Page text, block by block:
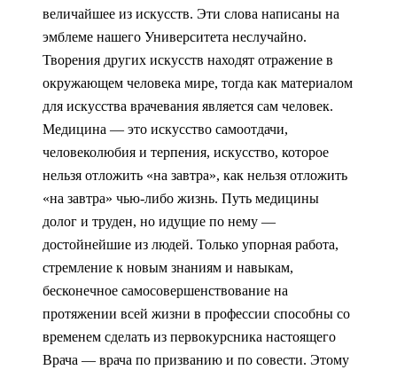
величайшее из искусств. Эти слова написаны на
эмблеме нашего Университета неслучайно.
Творения других искусств находят отражение в
окружающем человека мире, тогда как материалом
для искусства врачевания является сам человек.
Медицина — это искусство самоотдачи,
человеколюбия и терпения, искусство, которое
нельзя отложить «на завтра», как нельзя отложить
«на завтра» чью-либо жизнь. Путь медицины
долог и труден, но идущие по нему —
достойнейшие из людей. Только упорная работа,
стремление к новым знаниям и навыкам,
бесконечное самосовершенствование на
протяжении всей жизни в профессии способны со
временем сделать из первокурсника настоящего
Врача — врача по призванию и по совести. Этому